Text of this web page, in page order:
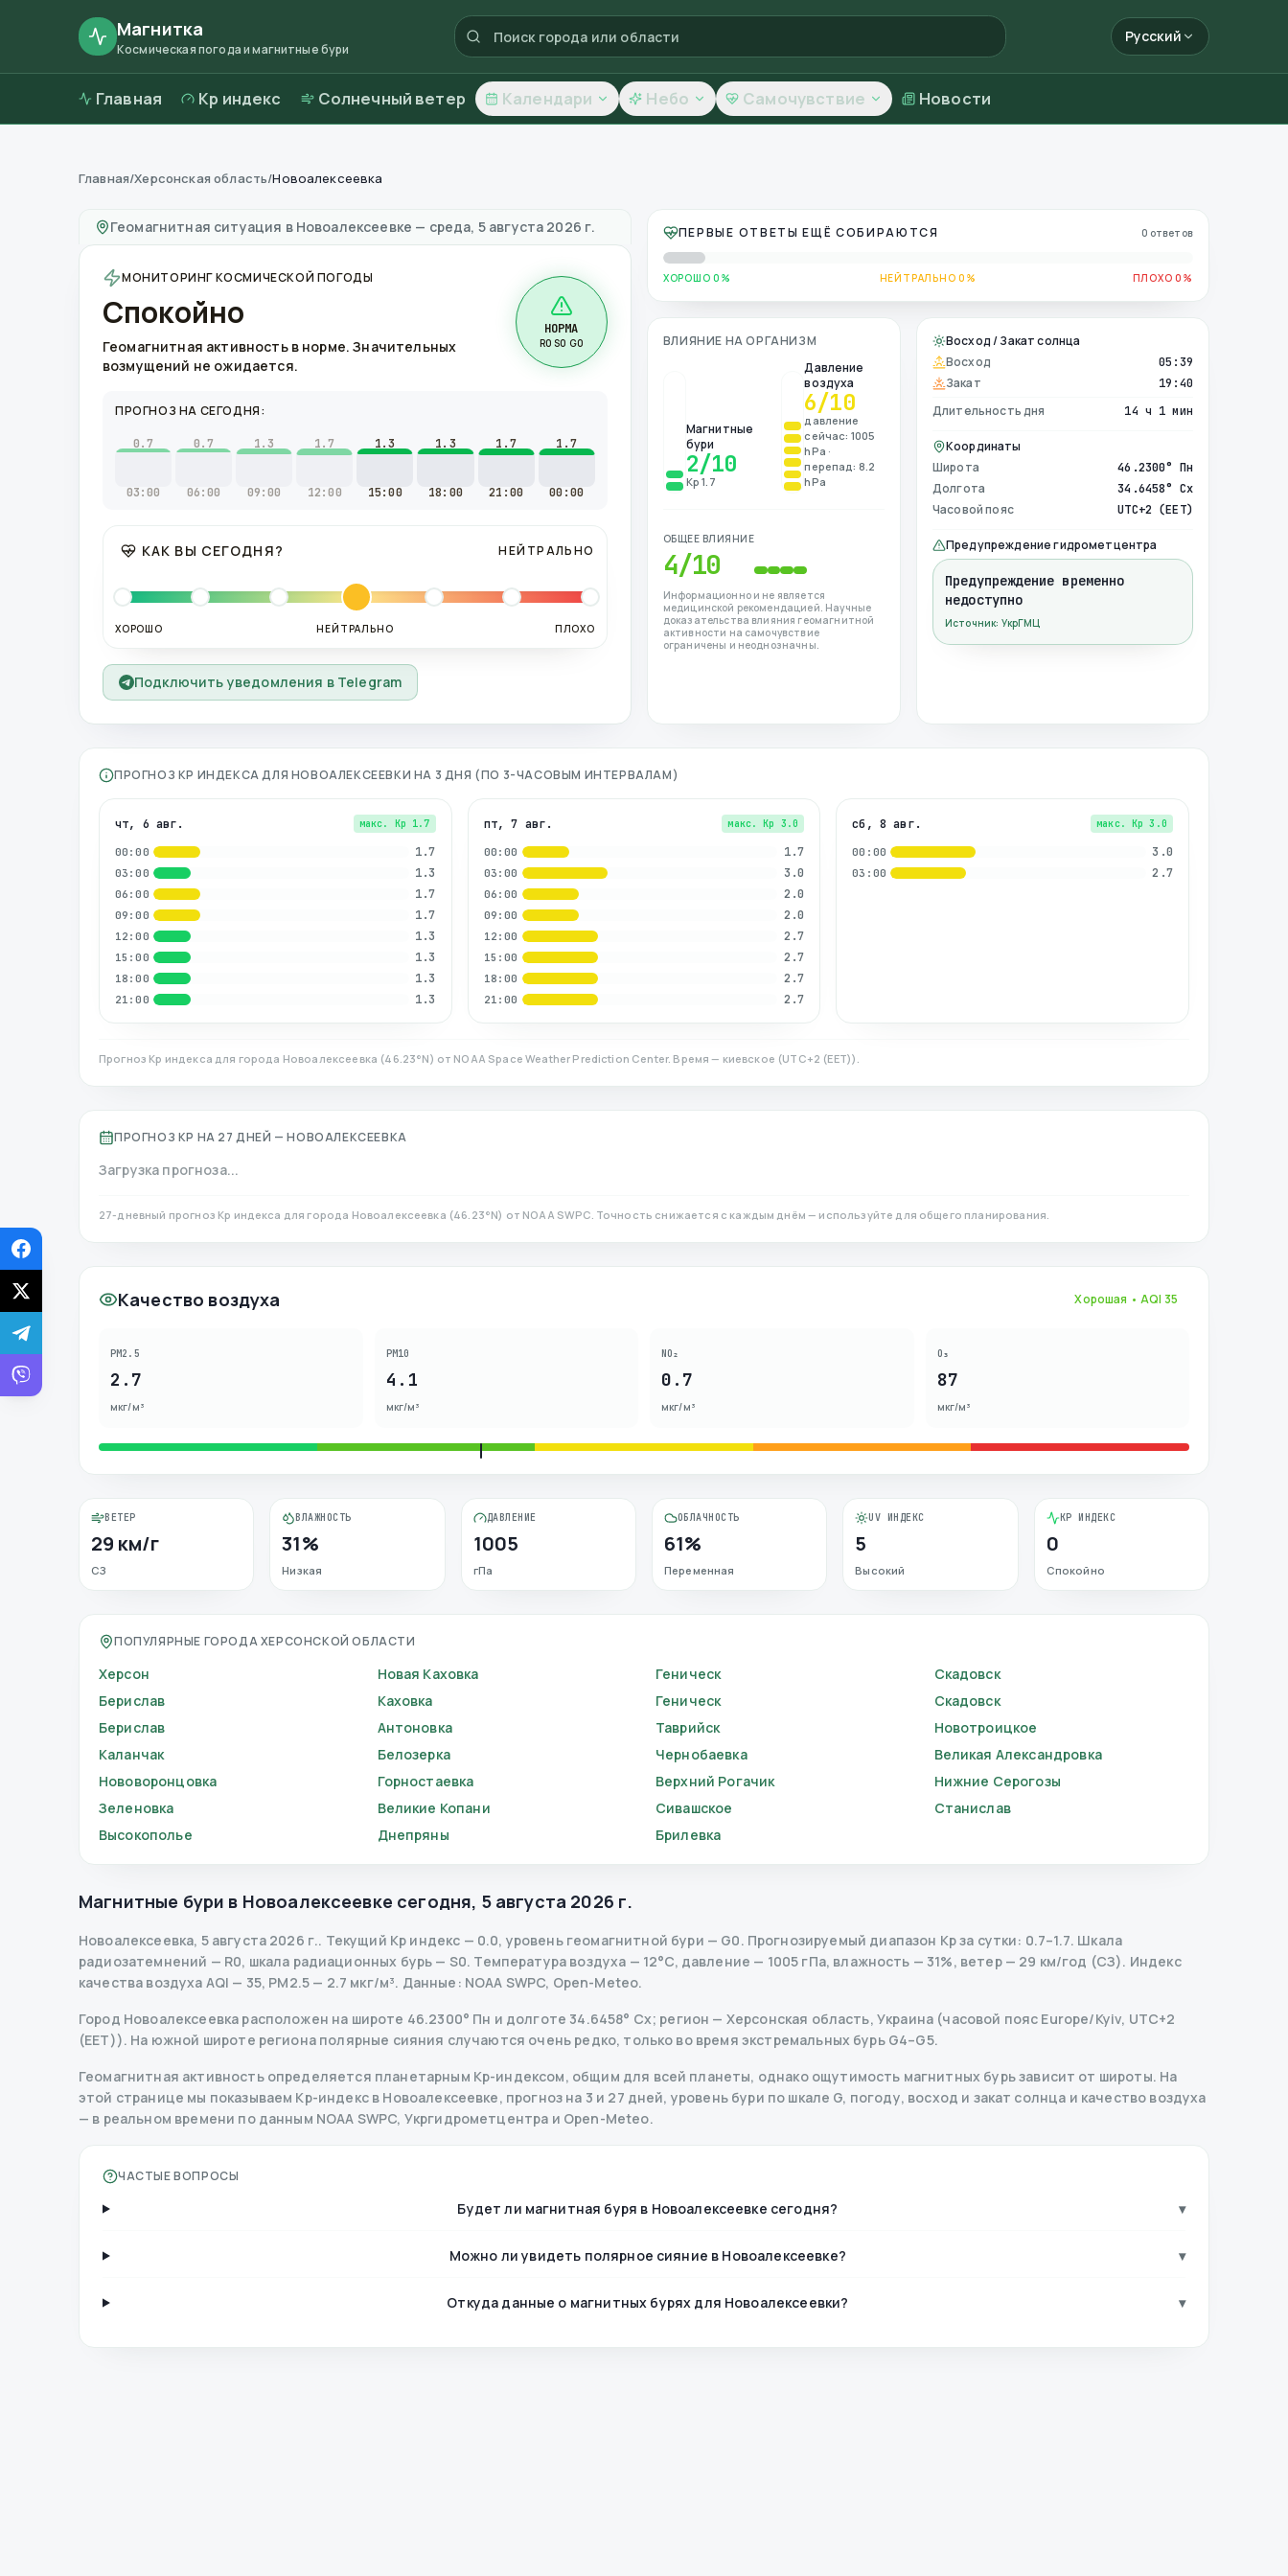
Магнитка
Космическая погода и магнитные бури
Русский
Главная Kp индекс Солнечный ветер Календари Небо Самочувствие Новости
Магнитные бури вНовоалексеевке—погода и качество воздуха
Главная/Херсонская область/Новоалексеевка
Геомагнитная ситуация в Новоалексеевке — среда, 5 августа 2026 г.
МОНИТОРИНГ КОСМИЧЕСКОЙ ПОГОДЫ
Спокойно
Геомагнитная активность в норме. Значительных
возмущений не ожидается.
НОРМА
R0 S0 G0
ПРОГНОЗ НА СЕГОДНЯ:
0.7
03:00
0.7
06:00
1.3
09:00
1.7
12:00
1.3
15:00
1.3
18:00
1.7
21:00
1.7
00:00
КАК ВЫ СЕГОДНЯ? НЕЙТРАЛЬНО
ХОРОШО НЕЙТРАЛЬНО ПЛОХО
Подключить уведомления в Telegram
ПЕРВЫЕ ОТВЕТЫ ЕЩЁ СОБИРАЮТСЯ 0 ответов
ХОРОШО 0% НЕЙТРАЛЬНО 0% ПЛОХО 0%
ВЛИЯНИЕ НА ОРГАНИЗМ
Магнитные
бури
2/10
Kp 1.7
Давление
воздуха
6/10
давление
сейчас: 1005
hPa ·
перепад: 8.2
hPa
ОБЩЕЕ ВЛИЯНИЕ
4/10
Информационно и не является
медицинской рекомендацией. Научные
доказательства влияния геомагнитной
активности на самочувствие
ограничены и неоднозначны.
Восход / Закат солнца
Восход
05:39
Закат 19:40
Длительность дня 14 ч 1 мин
Координаты
Широта
46.2300° Пн
Долгота 34.6458° Сх
Часовой пояс UTC+2 (EET)
Предупреждение гидрометцентра
Предупреждение временно
недоступно
Источник: УкрГМЦ
ПРОГНОЗ KP ИНДЕКСА ДЛЯ НОВОАЛЕКСЕЕВКИ НА 3 ДНЯ (ПО 3-ЧАСОВЫМ ИНТЕРВАЛАМ)
чт, 6 авг. макс. Kp 1.7
00:00 1.7
03:00 1.3
06:00 1.7
09:00 1.7
12:00 1.3
15:00 1.3
18:00 1.3
21:00 1.3
пт, 7 авг. макс. Kp 3.0
00:00 1.7
03:00 3.0
06:00 2.0
09:00 2.0
12:00 2.7
15:00 2.7
18:00 2.7
21:00 2.7
сб, 8 авг. макс. Kp 3.0
00:00 3.0
03:00 2.7
Прогноз Kp индекса для города Новоалексеевка (46.23°N) от NOAA Space Weather Prediction Center. Время — киевское (UTC+2 (EET)).
ПРОГНОЗ KP НА 27 ДНЕЙ — НОВОАЛЕКСЕЕВКА
Загрузка прогноза...
27-дневный прогноз Kp индекса для города Новоалексеевка (46.23°N) от NOAA SWPC. Точность снижается с каждым днём — используйте для общего планирования.
Качество воздуха Хорошая • AQI 35
PM2.5
2.7
мкг/м³
PM10
4.1
мкг/м³
NO₂
0.7
мкг/м³
O₃
87
мкг/м³
ВЕТЕР
29 км/г
СЗ
ВЛАЖНОСТЬ
31%
Низкая
ДАВЛЕНИЕ
1005
гПа
ОБЛАЧНОСТЬ
61%
Переменная
UV ИНДЕКС
5
Высокий
KP ИНДЕКС
0
Спокойно
ПОПУЛЯРНЫЕ ГОРОДА ХЕРСОНСКОЙ ОБЛАСТИ
Херсон Новая Каховка Геническ
Скадовск
Берислав
Каховка Геническ
Скадовск
Берислав
Антоновка Таврийск
Новотроицкое
Каланчак
Белозерка Чернобаевка
Великая Александровка
Нововоронцовка
Горностаевка Верхний Рогачик
Нижние Серогозы
Зеленовка
Великие Копани Сивашское
Станислав
Высокополье
Днепряны Брилевка
Магнитные бури в Новоалексеевке сегодня, 5 августа 2026 г.
Новоалексеевка, 5 августа 2026 г.. Текущий Kp индекс — 0.0, уровень геомагнитной бури — G0. Прогнозируемый диапазон Kp за сутки: 0.7–1.7. Шкала
радиозатемнений — R0, шкала радиационных бурь — S0. Температура воздуха — 12°C, давление — 1005 гПа, влажность — 31%, ветер — 29 км/год (СЗ). Индекс
качества воздуха AQI — 35, PM2.5 — 2.7 мкг/м³. Данные : NOAA SWPC, Open-Meteo.
Город Новоалексеевка расположен на широте 46.2300° Пн и долготе 34.6458° Сх; регион — Херсонская область, Украина (часовой пояс Europe/Kyiv, UTC+2
(EET)). На южной широте региона полярные сияния случаются очень редко, только во время экстремальных бурь G4–G5.
Геомагнитная активность определяется планетарным Kp-индексом, общим для всей планеты, однако ощутимость магнитных бурь зависит от широты. На
этой странице мы показываем Kp-индекс в Новоалексеевке, прогноз на 3 и 27 дней, уровень бури по шкале G, погоду, восход и закат солнца и качество воздуха
— в реальном времени по данным NOAA SWPC, Укргидрометцентра и Open-Meteo.
ЧАСТЫЕ ВОПРОСЫ
Будет ли магнитная буря в Новоалексеевке сегодня? ▾
Можно ли увидеть полярное сияние в Новоалексеевке? ▾
Откуда данные о магнитных бурях для Новоалексеевки? ▾